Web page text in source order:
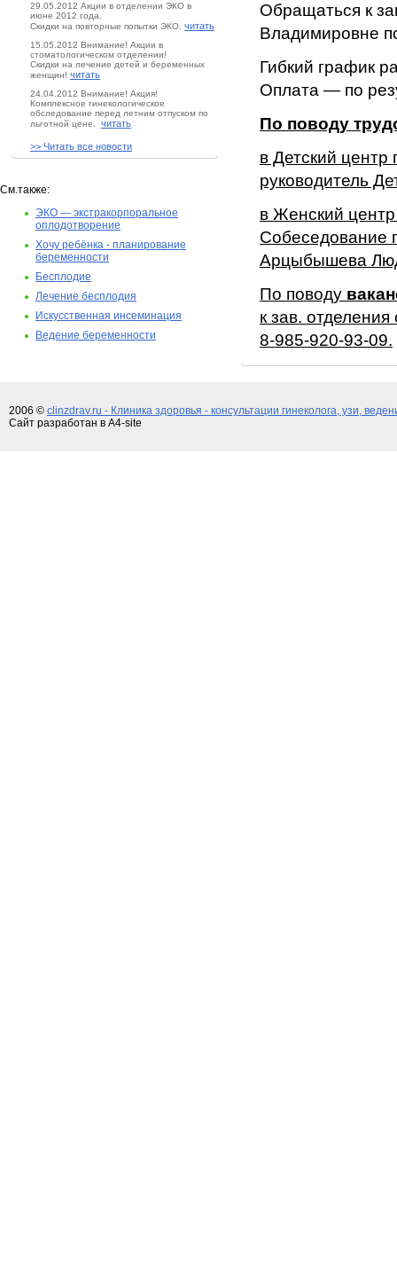
29.05.2012 Акции в отделении ЭКО в
июне 2012 года.
Скидки на повторные попытки ЭКО. читать
15.05.2012 Внимание! Акции в
стоматологическом отделении!
Скидки на лечение детей и беременных
женщин! читать
24.04.2012 Внимание! Акция!
Комплексное гинекологическое
обследование перед летним отпуском по
льготной цене. читать
>> Читать все новости
См.также:
ЭКО — экстракорпоральное
оплодотворение
Хочу ребёнка - планирование
беременности
Бесплодие
Лечение бесплодия
Искусственная инсеминация
Ведение беременности
Обращаться к
Владимировне
Гибкий график
Оплата — по
По поводу
в Детский центр
руководитель
в Женский
Собеседование
Арцыбышева
По поводу
к зав.
8-985-920-93-09.
2006 © clinzdrav.ru - Клиника здоровья - консультации гинеколога, узи,
Сайт разработан в A4-site